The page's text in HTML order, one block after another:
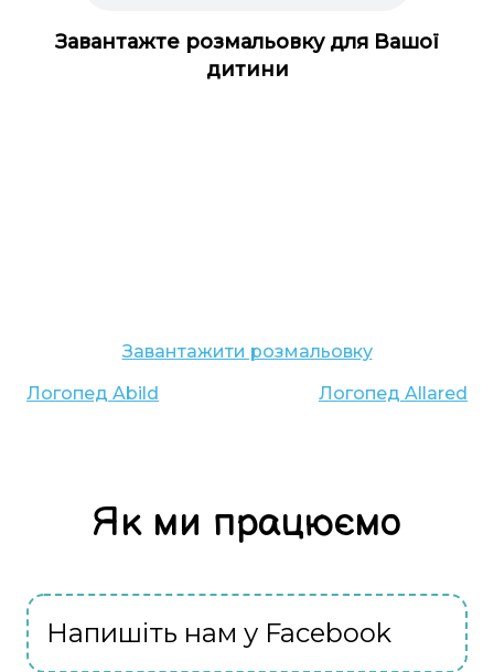
Завантажте розмальовку для Вашої
дитини
Завантажити розмальовку
Логопед Abild Логопед Allared
Як ми працюємо
Напишіть нам у Facebook